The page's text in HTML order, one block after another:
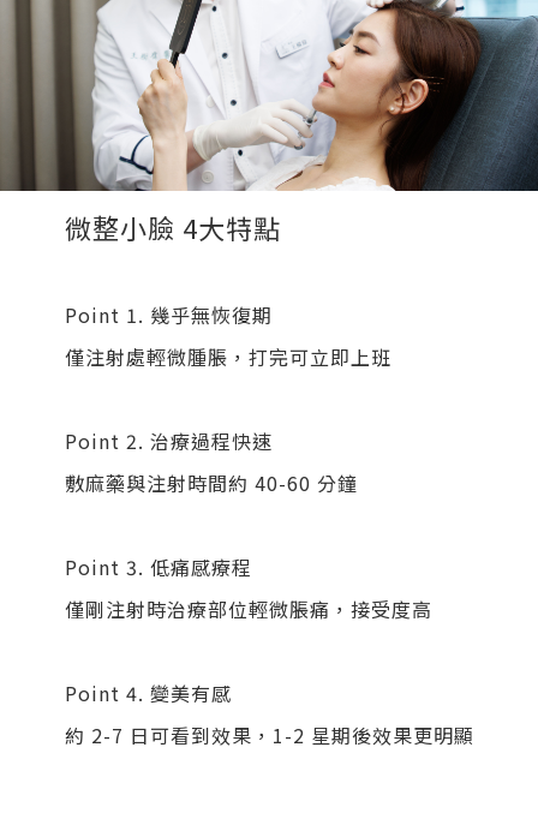
微整小臉 4大特點
Point 1. 幾乎無恢復期
僅注射處輕微腫脹，打完可立即上班
Point 2. 治療過程快速
敷麻藥與注射時間約 40-60 分鐘
Point 3. 低痛感療程
僅剛注射時治療部位輕微脹痛，接受度高
Point 4. 變美有感
約 2-7 日可看到效果，1-2 星期後效果更明顯